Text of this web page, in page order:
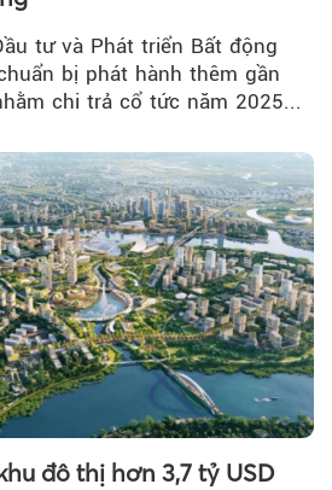
tư và Phát triển Bất động
bị phát hành thêm gần
chi trả cổ tức năm 2025...
đô thị hơn 3,7 tỷ USD